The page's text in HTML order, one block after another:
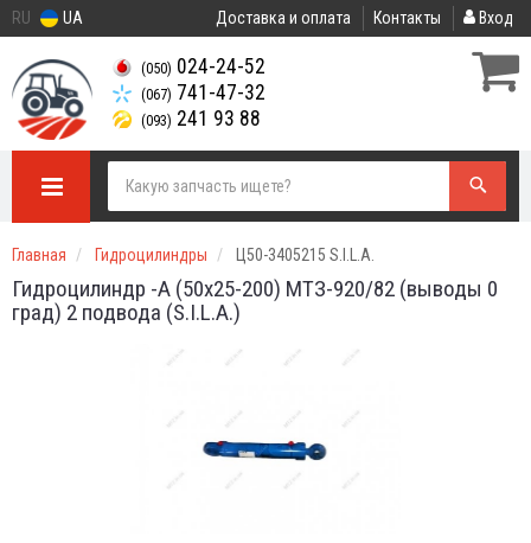
RU UA Доставка и оплата Контакты Вход
(050) 024-24-52
(067) 741-47-32
(093) 241 93 88
Главная Гидроцилиндры Ц50-3405215 S.I.L.A.
Гидроцилиндр -А (50х25-200) МТЗ-920/82 (выводы 0
град) 2 подвода (S.I.L.A.)